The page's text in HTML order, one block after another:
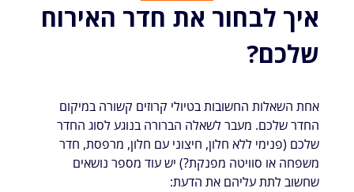
איך לבחור את חדר האירוח
שלכם?
אחת השאלות החשובות בטיולי קרוזים קשורה במיקום
החדר שלכם. מעבר לשאלה הברורה בנוגע לסוג החדר
שלכם (פנימי ללא חלון, חיצוני עם חלון, מרפסת, חדר
משפחה או סוויטה מפנקת?) יש עוד מספר נושאים
שחשוב לתת עליהם את הדעת: